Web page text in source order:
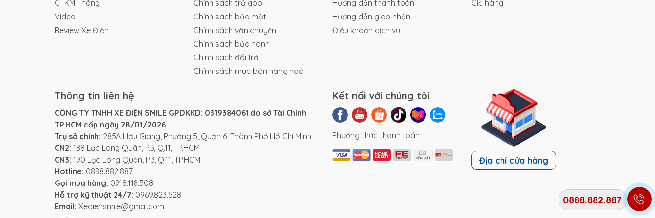
CTKM Tháng
Video
Review Xe Điện
Chính sách trả góp
Chính sách bảo mật
Chính sách vận chuyển
Chính sách bảo hành
Chính sách đổi trả
Chính sách mua bán hàng hoá
Hướng dẫn thanh toán
Hướng dẫn giao nhận
Điều khoản dịch vụ
Giỏ hàng
Thông tin liên hệ
CÔNG TY TNHH XE ĐIỆN SMILE GPDKKD: 0319384061 do sở Tài Chính
TP.HCM cấp ngày 28/01/2026
Trụ sở chính: 285A Hậu Giang, Phường 5, Quận 6, Thành Phố Hồ Chí Minh
CN2: 188 Lạc Long Quân, P.3, Q.11, TP.HCM
CN3: 190 Lạc Long Quân, P.3, Q.11, TP.HCM
Hotline: 0888.882.887
Gọi mua hàng: 0918.118.508
Hỗ trợ kỹ thuật 24/7: 0969.823.528
Email: Xediensmile@gmai.com
Kết nối với chúng tôi
Phương thức thanh toán
Địa chỉ cửa hàng
0888.882.887